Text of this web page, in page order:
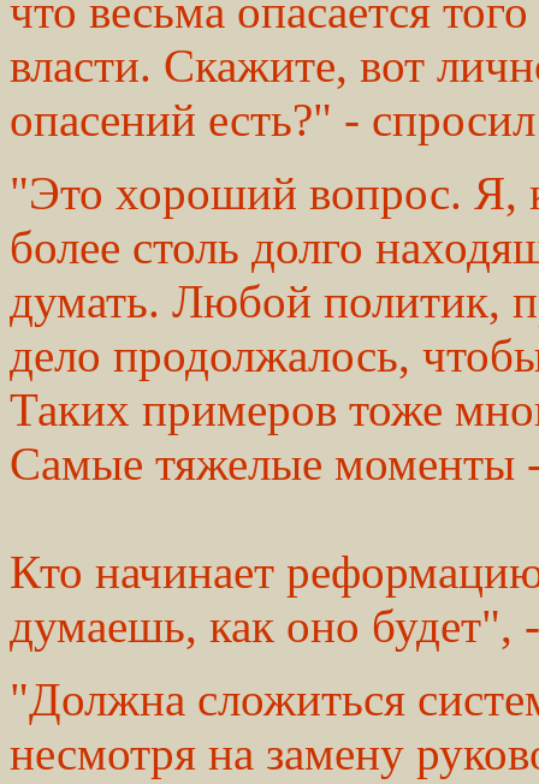
что весьма опасается
власти. Скажите, вот
опасений есть?" -
"Это хороший вопрос. Я,
более столь долго
думать. Любой политик,
дело продолжалось,
Таких примеров тоже
Самые тяжелые моменты
Кто начинает реформацию
думаешь, как оно будет",
"Должна сложиться
несмотря на замену